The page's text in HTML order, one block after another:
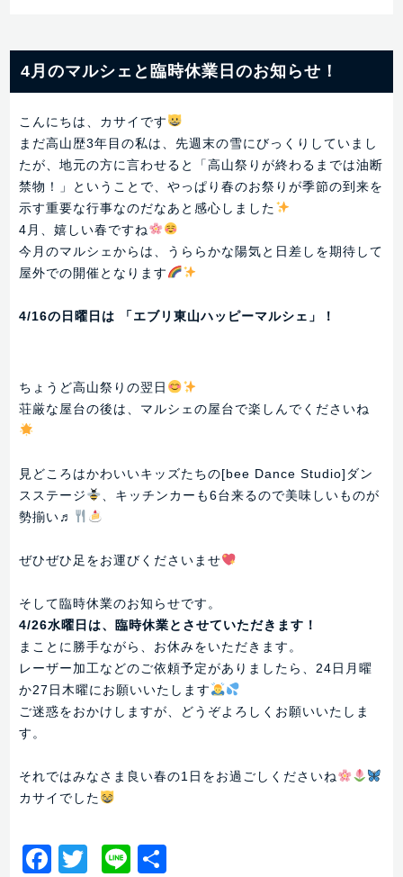
4月のマルシェと臨時休業日のお知らせ！
こんにちは、カサイです
まだ高山歴3年目の私は、先週末の雪にびっくりしていまし
たが、地元の方に言わせると「高山祭りが終わるまでは油断
禁物！」ということで、やっぱり春のお祭りが季節の到来を
示す重要な行事なのだなあと感心しました
4月、嬉しい春ですね
今月のマルシェからは、うららかな陽気と日差しを期待して
屋外での開催となります
4/16の日曜日は 「エブリ東山ハッピーマルシェ」！
ちょうど高山祭りの翌日
荘厳な屋台の後は、マルシェの屋台で楽しんでくださいね
見どころはかわいいキッズたちの[bee Dance Studio]ダン
スステージ
、キッチンカーも6台来るので美味しいものが
勢揃い♬
ぜひぜひ足をお運びくださいませ
そして臨時休業のお知らせです。
4/26水曜日は、臨時休業とさせていただきます！
まことに勝手ながら、お休みをいただきます。
レーザー加工などのご依頼予定がありましたら、24日月曜
か27日木曜にお願いいたします
ご迷惑をおかけしますが、どうぞよろしくお願いいたしま
す。
それではみなさま良い春の1日をお過ごしくださいね
カサイでした
Facebook
Twitter
Line